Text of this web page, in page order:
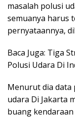
masalah polusi
semuanya harus
pernyataannya,
Baca Juga: Tiga
Polusi Udara Di
Menurut dia
udara Di Jakarta
buang